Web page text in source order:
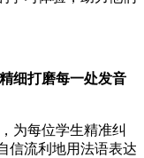
细打磨每一处发音
为每位学生精准纠
信流利地用法语表达